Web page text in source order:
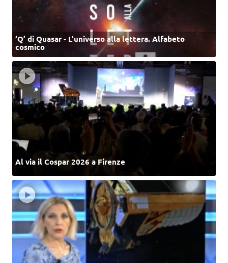
‘Q’ di Quasar - L'universo alla lettera. Alfabeto
cosmico
Al via il Cospar 2026 a Firenze